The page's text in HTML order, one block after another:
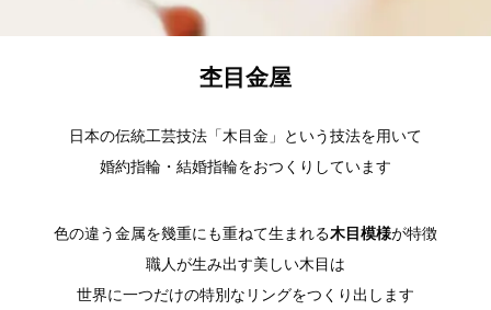
杢目金屋
日本の伝統工芸技法「木目金」という技法を用いて
婚約指輪・結婚指輪をおつくりしています
色の違う金属を幾重にも重ねて生まれる木目模様が特徴
職人が生み出す美しい木目は
世界に一つだけの特別なリングをつくり出します